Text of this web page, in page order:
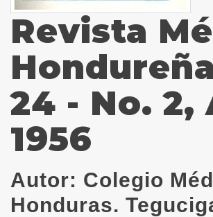
Revista
24 - No. 2,
1956
Autor: Colegio
Honduras.